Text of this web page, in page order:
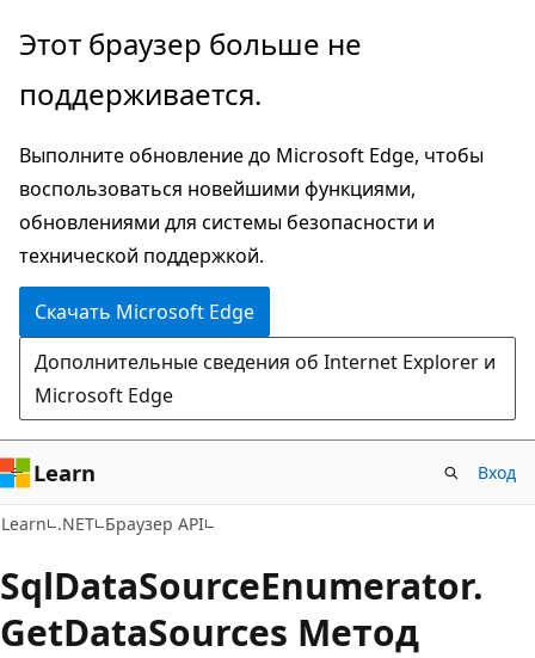
Пропустить
перейти
основному
содержимому
Переход
навигации
странице
Этот браузер больше не
поддерживается.
Выполните обновление до Microsoft Edge, чтобы
воспользоваться новейшими функциями,
обновлениями для системы безопасности и
технической поддержкой.
Скачать Microsoft Edge
Дополнительные сведения об Internet Explorer и
Microsoft Edge
Learn Вход
Learn .NET Браузер API
SqlDataSourceEnumerator.
GetDataSources Метод